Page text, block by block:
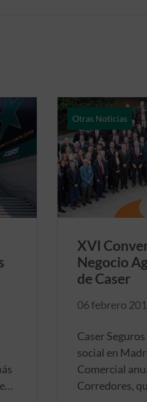
Otras Noticias
XVI
Negocio
de Caser
06 febrero
Caser
social en
Comercial
Corredores,